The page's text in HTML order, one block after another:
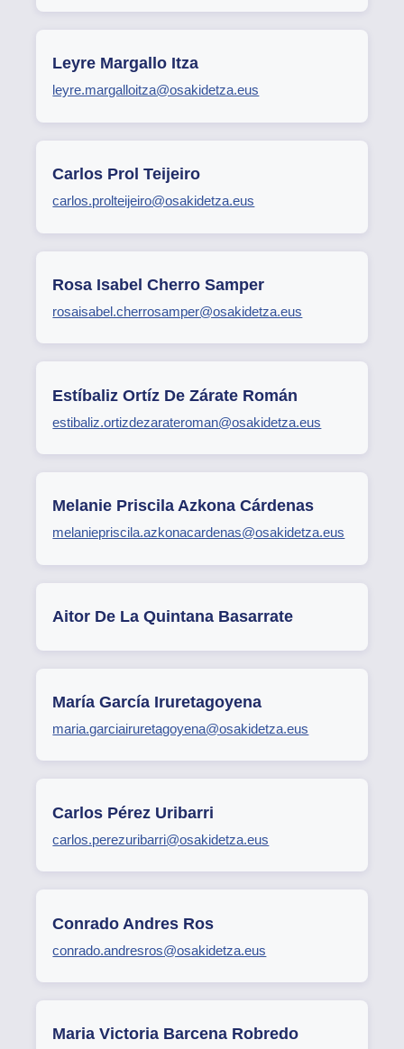
Leyre Margallo Itza
leyre.margalloitza@osakidetza.eus
Carlos Prol Teijeiro
carlos.prolteijeiro@osakidetza.eus
Rosa Isabel Cherro Samper
rosaisabel.cherrosamper@osakidetza.eus
Estíbaliz Ortíz De Zárate Román
estibaliz.ortizdezarateroman@osakidetza.eus
Melanie Priscila Azkona Cárdenas
melaniepriscila.azkonacardenas@osakidetza.eus
Aitor De La Quintana Basarrate
María García Iruretagoyena
maria.garciairuretagoyena@osakidetza.eus
Carlos Pérez Uribarri
carlos.perezuribarri@osakidetza.eus
Conrado Andres Ros
conrado.andresros@osakidetza.eus
Maria Victoria Barcena Robredo